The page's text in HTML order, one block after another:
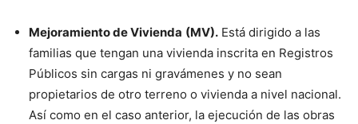
Mejoramiento de Vivienda (MV). Está dirigido a las
familias que tengan una vivienda inscrita en Registros
Públicos sin cargas ni gravámenes y no sean
propietarios de otro terreno o vivienda a nivel nacional.
Así como en el caso anterior, la ejecución de las obras